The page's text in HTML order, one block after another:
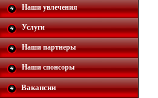
Наши увлечения
Услуги
Наши партнеры
Наши спонсоры
Вакансии